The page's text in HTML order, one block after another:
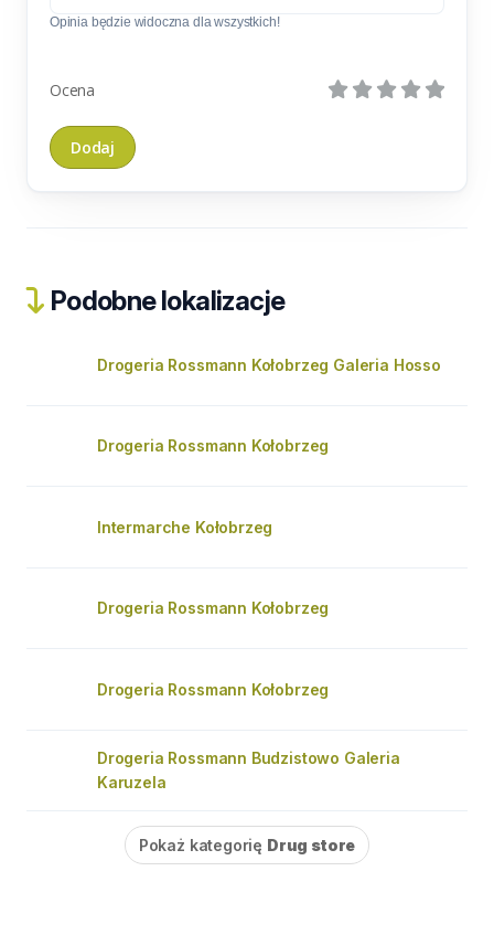
Opinia będzie widoczna dla wszystkich!
Ocena
Podobne lokalizacje
Drogeria Rossmann Kołobrzeg Galeria Hosso
Drogeria Rossmann Kołobrzeg
Intermarche Kołobrzeg
Drogeria Rossmann Kołobrzeg
Drogeria Rossmann Kołobrzeg
Drogeria Rossmann Budzistowo Galeria
Karuzela
Pokaż kategorię Drug store